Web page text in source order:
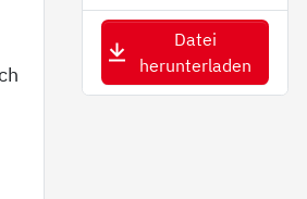
Datei
herunterladen